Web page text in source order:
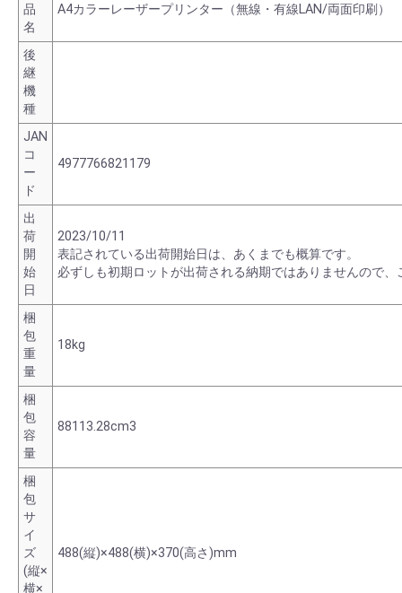
品
名
A4カラーレーザープリンター（無線・有線LAN/両面印刷）
後
継
機
種
JAN
コ
ー
ド
4977766821179
出
荷
開
始
日
2023/10/11
表記されている出荷開始日は、あくまでも概算です。
必ずしも初期ロットが出荷される納期ではありませんので、
梱
包
重
量
18kg
梱
包
容
量
88113.28cm3
梱
包
サ
イ
ズ
(縦×
横×
488(縦)×488(横)×370(高さ)mm